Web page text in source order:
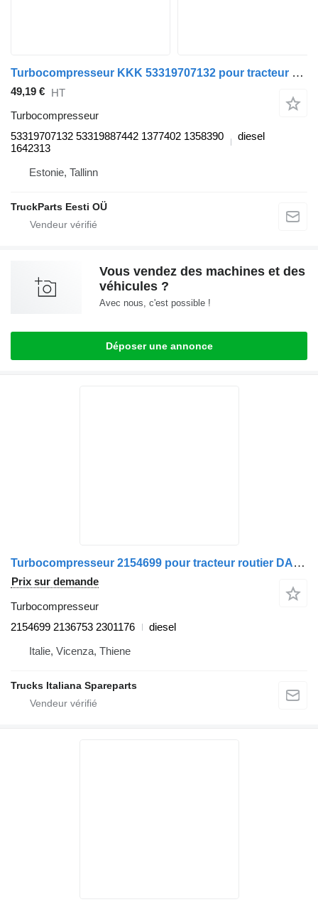
Turbocompresseur KKK 53319707132 pour tracteur routier DAF 65CF, 75CF, 85CF, 95XF (1997-2002)
49,19 € HT
Turbocompresseur
53319707132 53319887442 1377402 1358390
1642313
diesel
Estonie, Tallinn
TruckParts Eesti OÜ
Vous vendez des machines et des
véhicules ?
Avec nous, c'est possible !
Déposer une annonce
Turbocompresseur 2154699 pour tracteur routier DAF XF106
Prix sur demande
Turbocompresseur
2154699 2136753 2301176
diesel
Italie, Vicenza, Thiene
Trucks Italiana Spareparts